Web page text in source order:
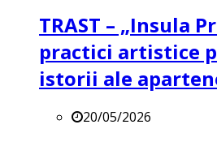
TRAST – „Insula
practici artistice
istorii ale
20/05/2026